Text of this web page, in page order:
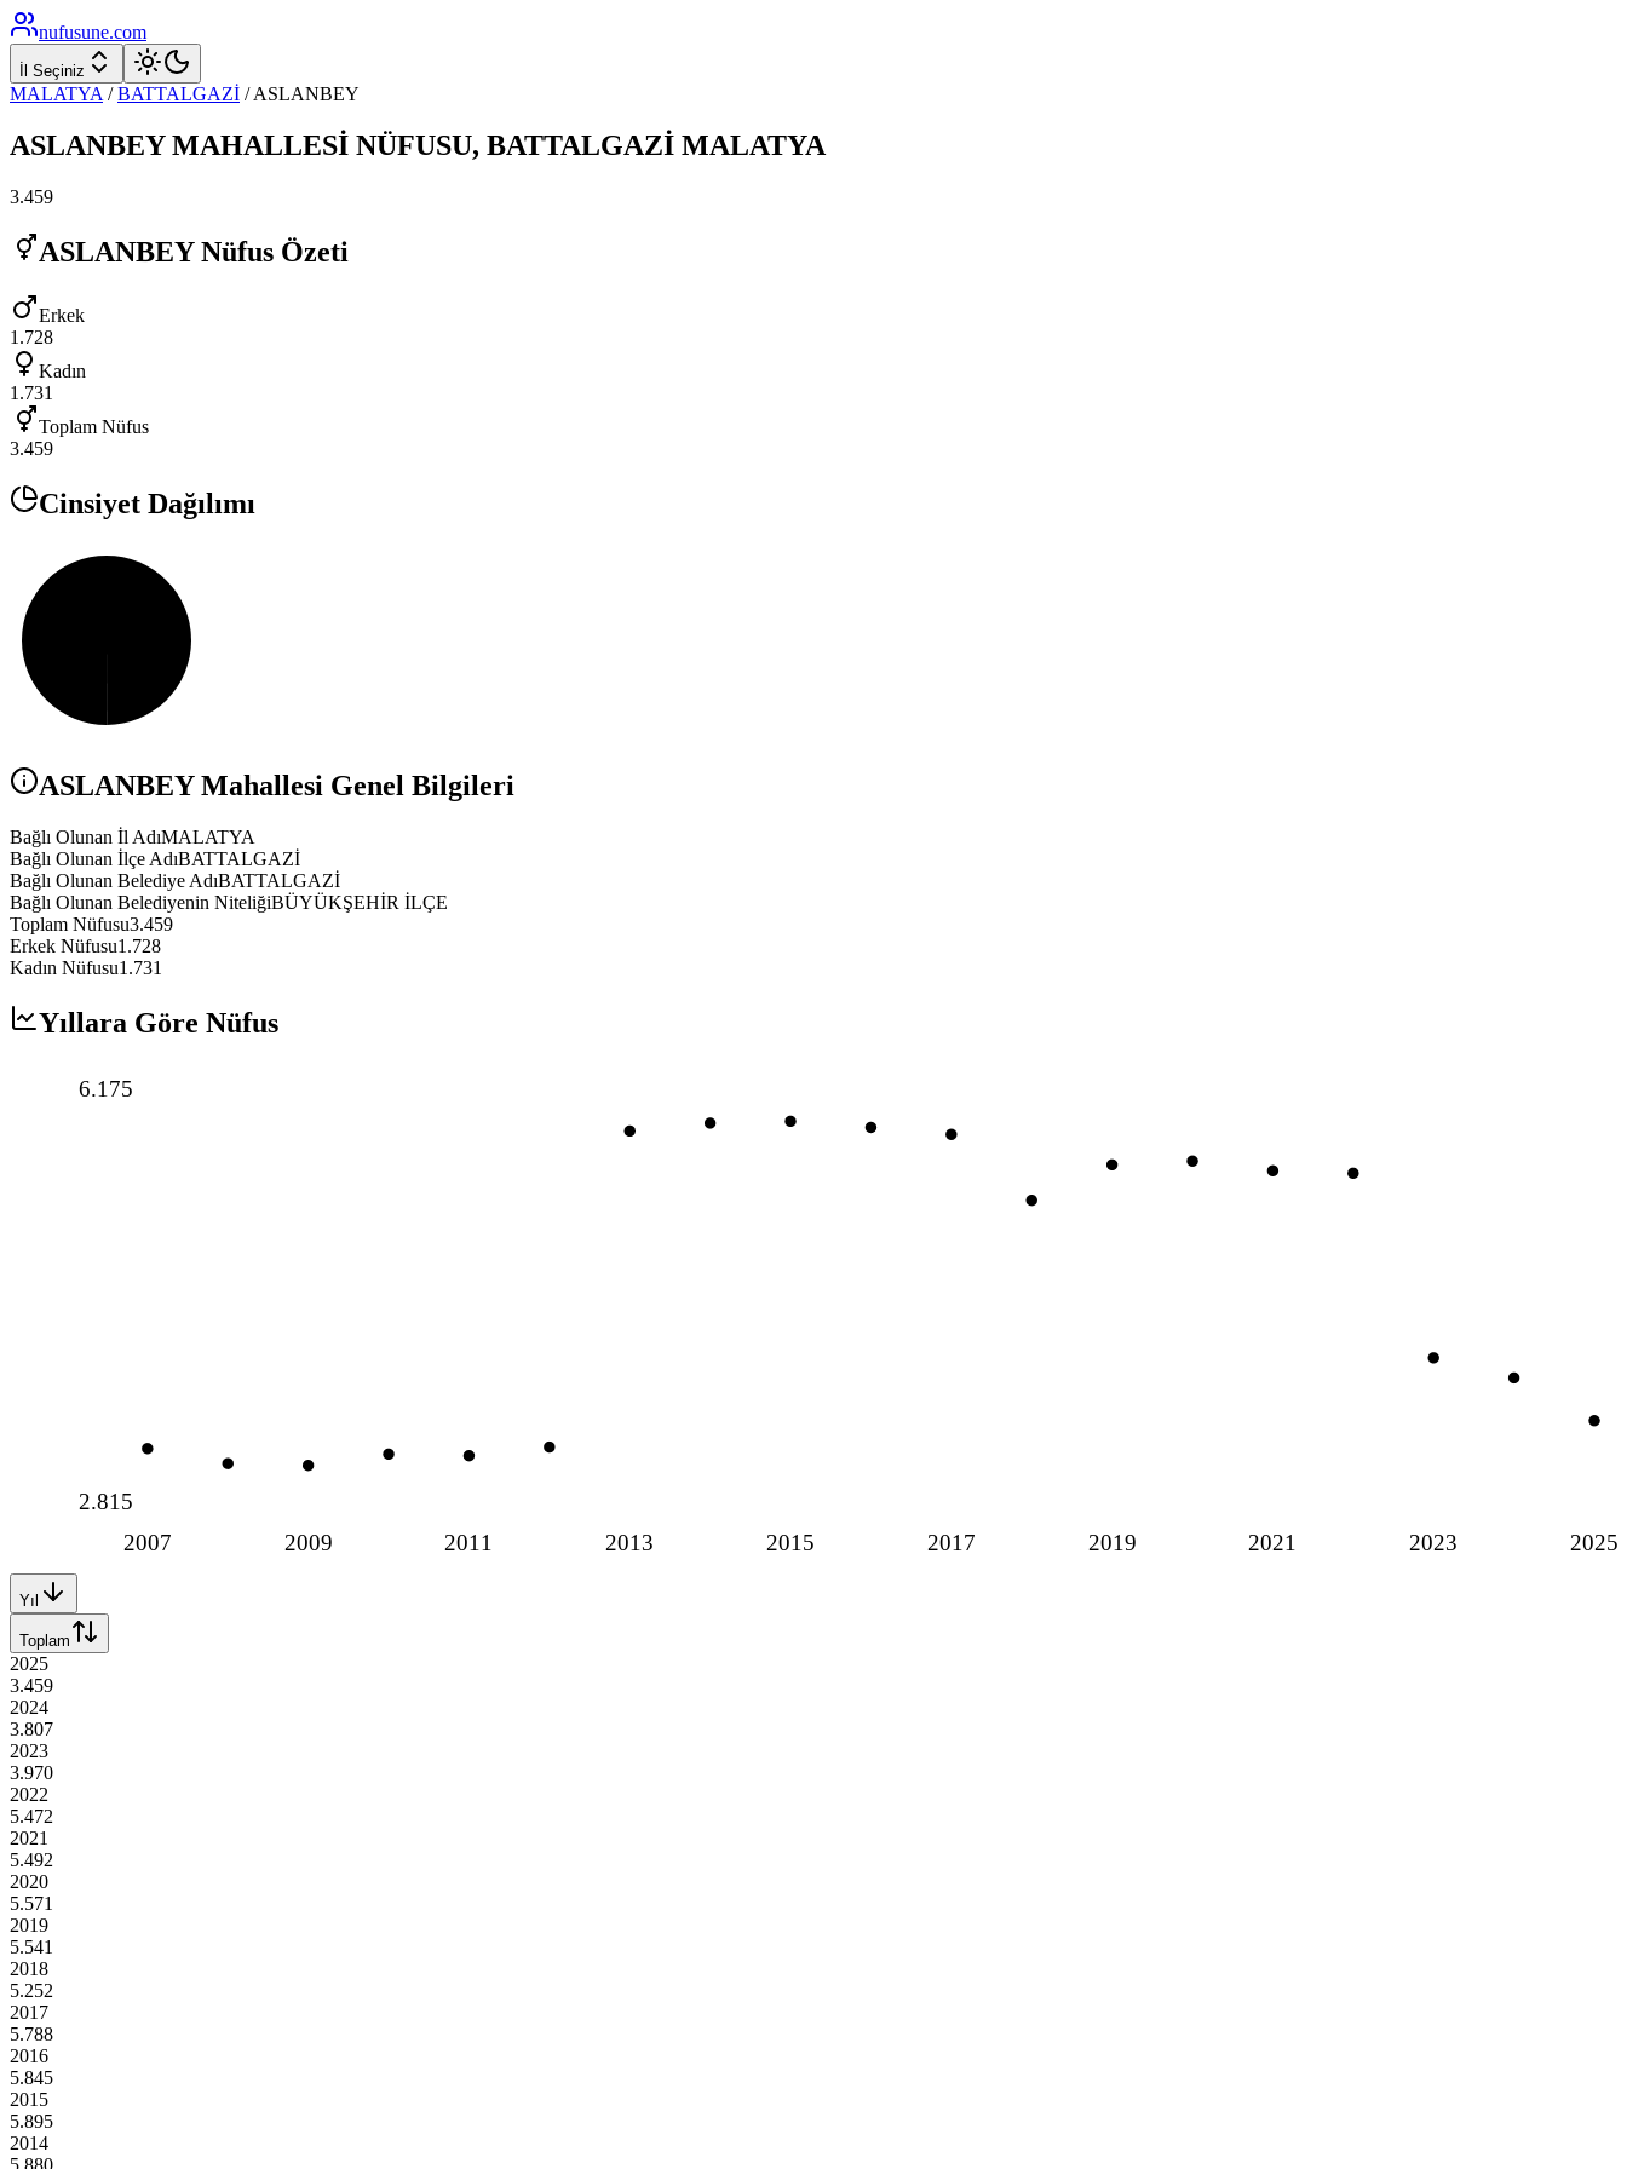
nufusune.com
İl Seçiniz
MALATYA / BATTALGAZİ /ASLANBEY
ASLANBEYMAHALLESİ NÜFUSU, BATTALGAZİ MALATYA
3.459
ASLANBEYNüfus Özeti
Erkek
1.728
Kadın
1.731
Toplam Nüfus
3.459
Cinsiyet Dağılımı
ASLANBEYMahallesi Genel Bilgileri
Bağlı Olunan İl AdıMALATYA
Bağlı Olunan İlçe AdıBATTALGAZİ
Bağlı Olunan Belediye AdıBATTALGAZİ
Bağlı Olunan Belediyenin NiteliğiBÜYÜKŞEHİR İLÇE
Toplam Nüfusu3.459
Erkek Nüfusu1.728
Kadın Nüfusu1.731
Yıllara Göre Nüfus
2007 2009 2011 2013 2015 2017 2019 2021 2023 2025
6.175
2.815
Yıl
Toplam
2025
3.459
2024
3.807
2023
3.970
2022
5.472
2021
5.492
2020
5.571
2019
5.541
2018
5.252
2017
5.788
2016
5.845
2015
5.895
2014